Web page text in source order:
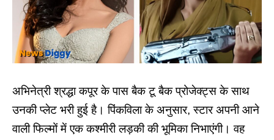
अभिनेत्री श्रद्धा कपूर के पास बैक टू बैक प्रोजेक्ट्स के साथ
उनकी प्लेट भरी हुई है। पिंकविला के अनुसार, स्टार अपनी आने
वाली फिल्मों में एक कश्मीरी लड़की की भूमिका निभाएंगी। वह